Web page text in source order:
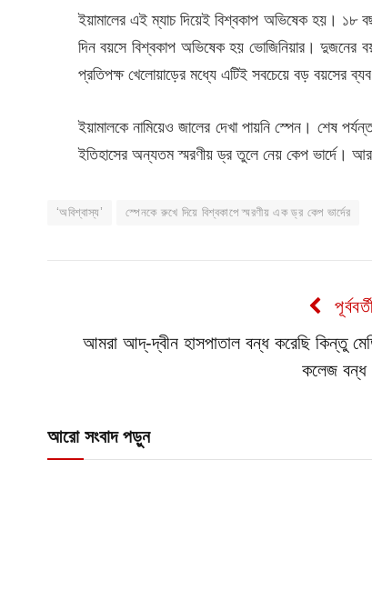
ইয়ামালের এই ম্যাচ দিয়েই বিশ্বকাপ অভিষেক হয়। ১৮
দিন বয়সে বিশ্বকাপ অভিষেক হয় ভোজিনিয়ার। দুজনের
প্রতিপক্ষ খেলোয়াড়ের মধ্যে এটিই সবচেয়ে বড় বয়সের
ইয়ামালকে নামিয়েও জালের দেখা পায়নি স্পেন। শেষ
ইতিহাসের অন্যতম স্মরণীয় ড্র তুলে নেয় কেপ ভার্দে। আর
‘অবিশ্বাস্য’ স্পেনকে রুখে দিয়ে বিশ্বকাপে স্মরণীয় এক ড্র কেপ ভার্দের
আমরা আদ্-দ্বীন হাসপাতাল বন্ধ করেছি কিন্তু
কলেজ বন্ধ
আরো সংবাদ পড়ুন